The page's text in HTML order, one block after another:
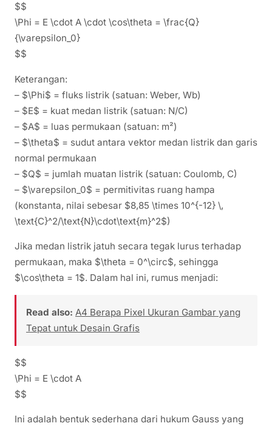
$$
\Phi = E \cdot A \cdot \cos\theta = \frac{Q}
{\varepsilon_0}
$$
Keterangan:
– $\Phi$ = fluks listrik (satuan: Weber, Wb)
– $E$ = kuat medan listrik (satuan: N/C)
– $A$ = luas permukaan (satuan: m²)
– $\theta$ = sudut antara vektor medan listrik dan garis
normal permukaan
– $Q$ = jumlah muatan listrik (satuan: Coulomb, C)
– $\varepsilon_0$ = permitivitas ruang hampa
(konstanta, nilai sebesar $8,85 \times 10^{-12} \,
\text{C}^2/\text{N}\cdot\text{m}^2$)
Jika medan listrik jatuh secara tegak lurus terhadap
permukaan, maka $\theta = 0^\circ$, sehingga
$\cos\theta = 1$. Dalam hal ini, rumus menjadi:
Read also: A4 Berapa Pixel Ukuran Gambar yang
Tepat untuk Desain Grafis
$$
\Phi = E \cdot A
$$
Ini adalah bentuk sederhana dari hukum Gauss yang